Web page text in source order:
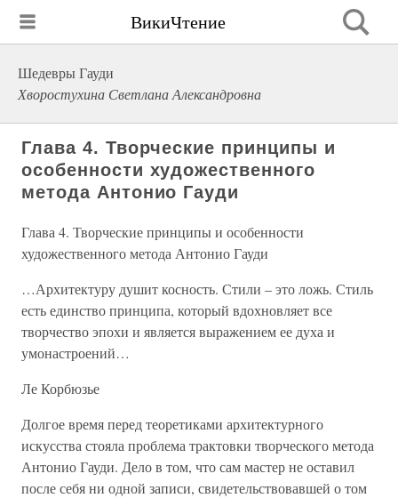
ВикиЧтение
Шедевры Гауди
Хворостухина Светлана Александровна
Глава 4. Творческие принципы и
особенности художественного
метода Антонио Гауди
Глава 4. Творческие принципы и особенности
художественного метода Антонио Гауди
…Архитектуру душит косность. Стили – это ложь. Стиль
есть единство принципа, который вдохновляет все
творчество эпохи и является выражением ее духа и
умонастроений…
Ле Корбюзье
Долгое время перед теоретиками архитектурного
искусства стояла проблема трактовки творческого метода
Антонио Гауди. Дело в том, что сам мастер не оставил
после себя ни одной записи, свидетельствовавшей о том